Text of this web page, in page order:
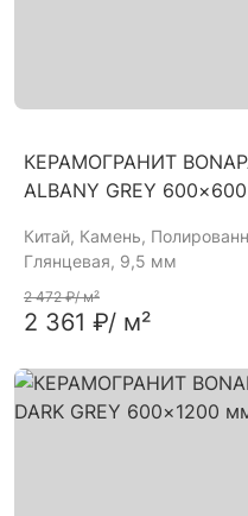
КЕРАМОГРАНИТ
ALBANY GREY
Китай, Камень,
Глянцевая, 9,5 мм
2 472 ₽/ м²
2 361 ₽/ м²